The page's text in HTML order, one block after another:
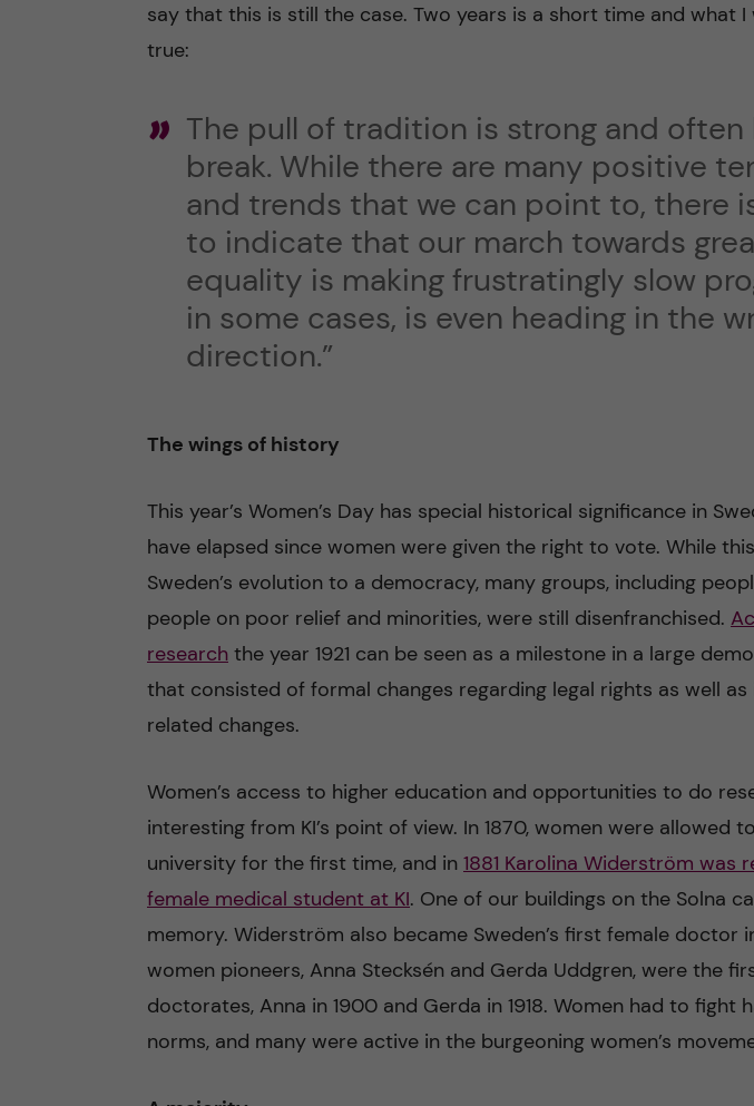
say that this is still the case. Two years is a short time and what
true:
The pull of tradition is strong and often
break. While there are many positive
and trends that we can point to, there
to indicate that our march towards
equality is making frustratingly slow
in some cases, is even heading in the
direction.”
The wings of history
This year’s Women’s Day has special historical significance in
have elapsed since women were given the right to vote. While
Sweden’s evolution to a democracy, many groups, including
people on poor relief and minorities, were still disenfranchised.
research the year 1921 can be seen as a milestone in a large
that consisted of formal changes regarding legal rights as well as
related changes.
Women’s access to higher education and opportunities to do
interesting from KI’s point of view. In 1870, women were allowed
university for the first time, and in 1881 Karolina Widerström was
female medical student at KI. One of our buildings on the Solna
memory. Widerström also became Sweden’s first female doctor
women pioneers, Anna Stecksén and Gerda Uddgren, were the
doctorates, Anna in 1900 and Gerda in 1918. Women had to fight
norms, and many were active in the burgeoning women’s